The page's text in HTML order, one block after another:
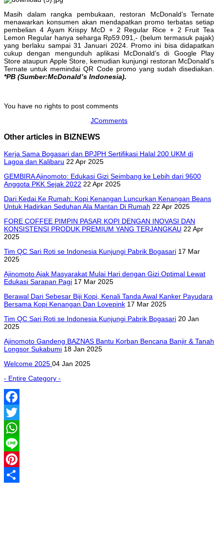
Masih dalam rangka pembukaan, restoran McDonald’s Ternate
menawarkan konsumen akan mendapatkan promo terbatas setiap
pembelian 4 Ayam Krispy McD + 2 Regular Rice + 2 Fruit Tea
Lemon Regular hanya seharga Rp59.091,- (belum termasuk pajak)
yang berlaku sampai 31 Januari 2024. Promo ini bisa didapatkan
cukup dengan mengunduh aplikasi McDonald’s di Google Play
Store ataupun Apple Store, kemudian kunjungi restoran McDonald's
Ternate untuk memindai QR Code promo yang sudah disediakan.
*PB (Sumber:McDonald’s Indonesia).
You have no rights to post comments
JComments
Other articles in BIZNEWS
Kerja Sama Bogasari dan BPJPH Sertifikasi Halal 200 UKM di
Lagoa dan Kalibaru 22 Apr 2025
GEMBIRA Ajinomoto: Edukasi Gizi Seimbang ke Lebih dari 9600
Anggota PKK Sejak 2022 22 Apr 2025
Dari Kedai Ke Rumah: Kopi Kenangan Luncurkan Kenangan Beans
Untuk Hadirkan Seduhan Ala Mantan Di Rumah 22 Apr 2025
FORE COFFEE PIMPIN PASAR KOPI DENGAN INOVASI DAN
KONSISTENSI PRODUK PREMIUM YANG TERJANGKAU 22 Apr
2025
Tim QC Sari Roti se Indonesia Kunjungi Pabrik Bogasari 17 Mar
2025
Ajinomoto Ajak Masyarakat Mulai Hari dengan Gizi Optimal Lewat
Edukasi Sarapan Pagi 17 Mar 2025
Berawal Dari Sebesar Biji Kopi, Kenali Tanda Awal Kanker Payudara
Bersama Kopi Kenangan Dan Lovepink 17 Mar 2025
Tim QC Sari Roti se Indonesia Kunjungi Pabrik Bogasari 20 Jan
2025
Ajinomoto Gandeng BAZNAS Bantu Korban Bencana Banjir & Tanah
Longsor Sukabumi 18 Jan 2025
Welcome 2025 04 Jan 2025
- Entire Category -
Facebook
Twitter
WhatsApp
Line
Pinterest